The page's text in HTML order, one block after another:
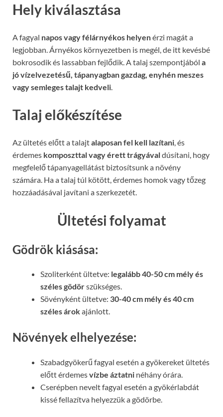
Hely kiválasztása
A fagyal napos vagy félárnyékos helyenérzi magát a
legjobban. Árnyékos környezetben is megél, de itt kevésbé
bokrosodik és lassabban fejlődik. A talaj szempontjából a
jó vízelvezetésű, tápanyagban gazdag, enyhén meszes
vagy semleges talajt kedveli.
Talaj előkészítése
Az ültetés előtt a talajtalaposan fel kell lazítani, és
érdemes komposzttal vagy érett trágyávaldúsítani, hogy
megfelelő tápanyagellátást biztosítsunk a növény
számára. Ha a talaj túl kötött, érdemes homok vagy tőzeg
hozzáadásával javítani a szerkezetét.
Ültetési folyamat
Gödrök kiásása:
Szoliterként ültetve: legalább 40-50 cm mély és
széles gödörszükséges.
Sövényként ültetve: 30-40 cm mély és 40 cm
széles árokajánlott.
Növények elhelyezése:
Szabadgyökerű fagyal esetén a gyökereket ültetés
előtt érdemesvízbe áztatni néhány órára.
Cserépben nevelt fagyal esetén a gyökérlabdát
kissé fellazítva helyezzük a gödörbe.